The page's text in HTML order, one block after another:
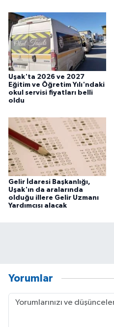
Uşak'ta 2026 ve 2027
Eğitim ve Öğretim Yılı'ndaki
okul servisi fiyatları belli
oldu
Gelir İdaresi Başkanlığı,
Uşak'ın da aralarında
olduğu illere Gelir Uzmanı
Yardımcısı alacak
Yorumlar